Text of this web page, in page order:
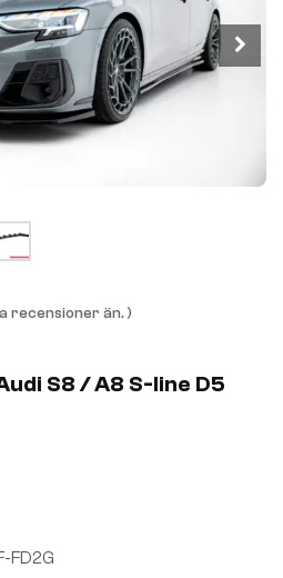
recensioner än. )
S8 / A8 S-line D5
FD2G